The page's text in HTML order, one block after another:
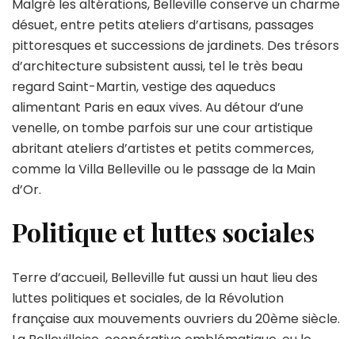
Malgré les altérations, Belleville conserve un charme
désuet, entre petits ateliers d’artisans, passages
pittoresques et successions de jardinets. Des trésors
d’architecture subsistent aussi, tel le très beau
regard Saint-Martin, vestige des aqueducs
alimentant Paris en eaux vives. Au détour d’une
venelle, on tombe parfois sur une cour artistique
abritant ateliers d’artistes et petits commerces,
comme la Villa Belleville ou le passage de la Main
d’Or.
Politique et luttes sociales
Terre d’accueil, Belleville fut aussi un haut lieu des
luttes politiques et sociales, de la Révolution
française aux mouvements ouvriers du 20ème siècle.